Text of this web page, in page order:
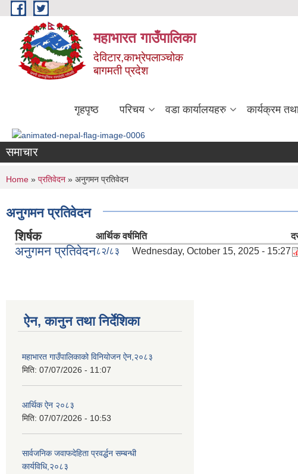
Skip to main content
महाभारत गाउँपालिका
देविटार,काभ्रेपलाञ्चोक
बागमती प्रदेश
गृहपृष्ठ परिचय वडा कार्यालयहरु कार्यक्रम
समाचार
You are here
Home » प्रतिवेदन » अनुगमन प्रतिवेदन
अनुगमन प्रतिवेदन
शिर्षक आर्थिक वर्षमिति
अनुगमन प्रतिवेदन८२/८३ Wednesday, October 15, 2025 - 15:27
ऐन, कानुन तथा निर्देशिका
महाभारत गाउँपालिकाको विनियोजन ऐन,२०८३
मिति: 07/07/2026 - 11:07
आर्थिक ऐन २०८३
मिति: 07/07/2026 - 10:53
सार्वजनिक जवाफदेहिता प्रवर्द्धन सम्बन्धी
कार्यविधि,२०८३